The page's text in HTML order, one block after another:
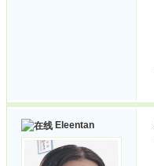
Eleentan